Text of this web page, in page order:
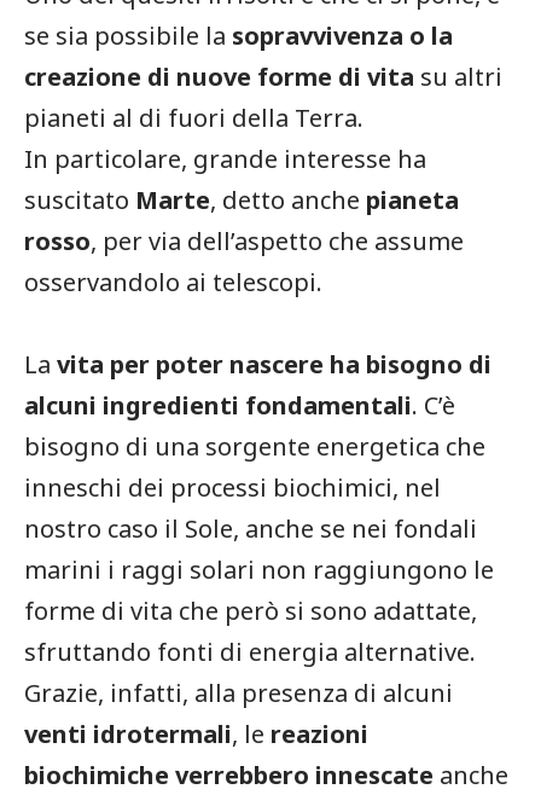
se sia possibile la sopravvivenza o la
creazione di nuove forme di vita su altri
pianeti al di fuori della Terra.
In particolare, grande interesse ha
suscitato Marte, detto anche pianeta
rosso, per via dell’aspetto che assume
osservandolo ai telescopi.
La vita per poter nascere ha bisogno di
alcuni ingredienti fondamentali. C’è
bisogno di una sorgente energetica che
inneschi dei processi biochimici, nel
nostro caso il Sole, anche se nei fondali
marini i raggi solari non raggiungono le
forme di vita che però si sono adattate,
sfruttando fonti di energia alternative.
Grazie, infatti, alla presenza di alcuni
venti idrotermali, le reazioni
biochimiche verrebbero innescate anche